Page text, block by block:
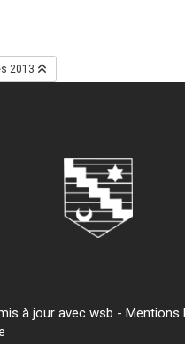
2013
à jour avec wsb - Mentions